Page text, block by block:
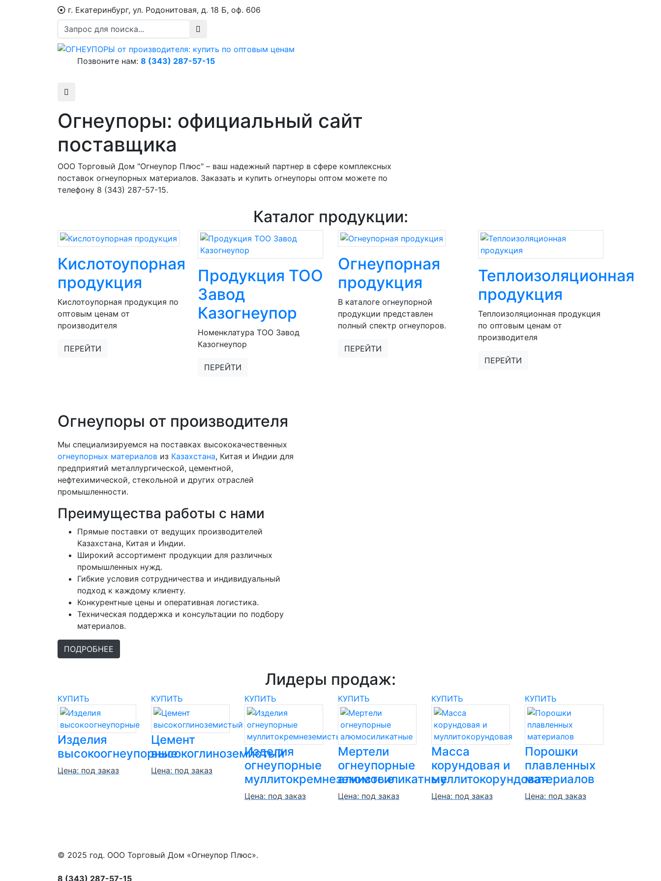
г. Екатеринбург, ул. Родонитовая, д. 18 Б, оф. 606
Позвоните нам: 8 (343) 287-57-15
Огнеупоры: официальный сайт
поставщика
ООО Торговый Дом "Огнеупор Плюс" – ваш надежный партнер в сфере комплексных
поставок огнеупорных материалов. Заказать и купить огнеупоры оптом можете по
телефону 8 (343) 287-57-15.
Каталог продукции:
Кислотоупорная
продукция
Кислотоупорная продукция по
оптовым ценам от
производителя
ПЕРЕЙТИ
Продукция ТОО
Завод
Казогнеупор
Номенклатура ТОО Завод
Казогнеупор
ПЕРЕЙТИ
Огнеупорная
продукция
В каталоге огнеупорной
продукции представлен
полный спектр огнеупоров.
ПЕРЕЙТИ
Теплоизоляционная
продукция
Теплоизоляционная продукция
по оптовым ценам от
производителя
ПЕРЕЙТИ
Огнеупоры от производителя
Мы специализируемся на поставках высококачественных
огнеупорных материалов из Казахстана, Китая и Индии для
предприятий металлургической, цементной,
нефтехимической, стекольной и других отраслей
промышленности.
Преимущества работы с нами
Прямые поставки от ведущих производителей
Казахстана, Китая и Индии.
Широкий ассортимент продукции для различных
промышленных нужд.
Гибкие условия сотрудничества и индивидуальный
подход к каждому клиенту.
Конкурентные цены и оперативная логистика.
Техническая поддержка и консультации по подбору
материалов.
ПОДРОБНЕЕ
Лидеры продаж:
КУПИТЬ
Изделия
высокоогнеупорные
Цена: под заказ
КУПИТЬ
Цемент
высокоглиноземистый
Цена: под заказ
КУПИТЬ
Изделия
огнеупорные
муллитокремнеземистые
Цена: под заказ
КУПИТЬ
Мертели
огнеупорные
алюмосиликатные
Цена: под заказ
КУПИТЬ
Масса
корундовая и
муллитокорундовая
Цена: под заказ
КУПИТЬ
Порошки
плавленных
материалов
Цена: под заказ
© 2025 год. ООО Торговый Дом «Огнеупор Плюс».
8 (343) 287-57-15